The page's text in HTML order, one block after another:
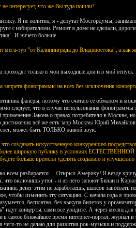
интересует, что же Вы туда пошли?
Я не политик, я - депутат Мосгордумы,
с избирателями. Ремонт в доме не сделали,
И ничего больше....
мега-тур "от Калининграда до Владивостока", а
только в мои выходные дни и в мой отпуск.
фонограммы на всех без исключения
фанеры, потому что считаю ее обманом и
следует, что в случае использования
Закона о правах потребителя в Москве,
всё же есть: мэр Москвы Юрий
может быть ТОЛЬКО живой звук.
создавать искусственную конкуренцию
широкую публику в условиях ЕСТЕСТВЕННОЙ
больше времени уделять созданию и улучшению
разбирается… Открыл Америку! Я везде кричу
что включишь утюг - и из него запоют Билан и
денег этим не заработаешь, шансов завоевать
чтобы изменить эту ситуацию. С начала года я
бесплатно, без выкупа билетов у
идут концерты, сами все увидите. А через месяц
в самое ближайшее время интернет-портал,
чего-то не делаю для развития рок-музыки и